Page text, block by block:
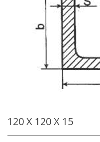
120 Х 120 Х 15